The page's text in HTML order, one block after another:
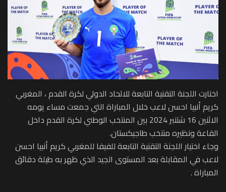
اختارت اللجنة التقنية التابعة للاتحاد الدولي لكرة القدم ، المغربي
كريم أنبيا احسن لاعب خلال المباراة التي جمعت مساء يومه
الاثنين 16 شتنبر 2024 بين المنتخب الوطني لكرة القدم داخل
القاعة ونظيره منتخب طاجيكستان.
وجاء اختيار اللجنة التقنية التابعة للفيفا للمغربي كريم أنبيا احسن
لاعب في المقابلة بعد المستوى الجيد الذي ظهر به طيلة دقائق
المباراة .